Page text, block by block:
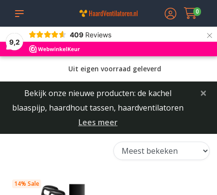
9,2
409 Reviews ×
0
Uit eigen voorraad geleverd
Bekijk onze nieuwe producten: de kachel
blaaspijp, haardhout tassen, haardventilatoren
Lees meer
×
14% Sale